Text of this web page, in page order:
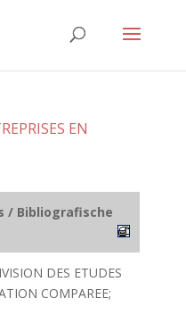
EN
/ Bibliografische
DES ETUDES
COMPAREE;